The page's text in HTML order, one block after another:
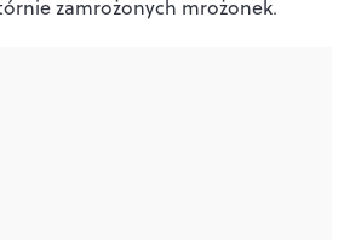
zamrożonych mrożonek.